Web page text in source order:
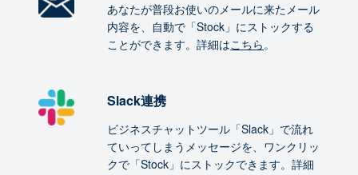
あなたが普段お使いのメールに来たメール
内容を、自動で「Stock」にストックする
ことができます。詳細はこちら。
Slack連携
ビジネスチャットツール「Slack」で流れ
ていってしまうメッセージを、ワンクリッ
クで「Stock」にストックできます。詳細